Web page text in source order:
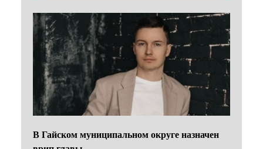
В Гайском муниципальном округе назначен